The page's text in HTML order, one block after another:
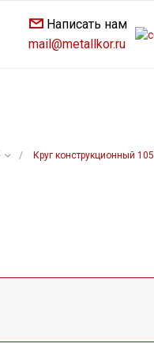
Написать нам
mail@metallkor.ru
/ Круг конструкционный 105